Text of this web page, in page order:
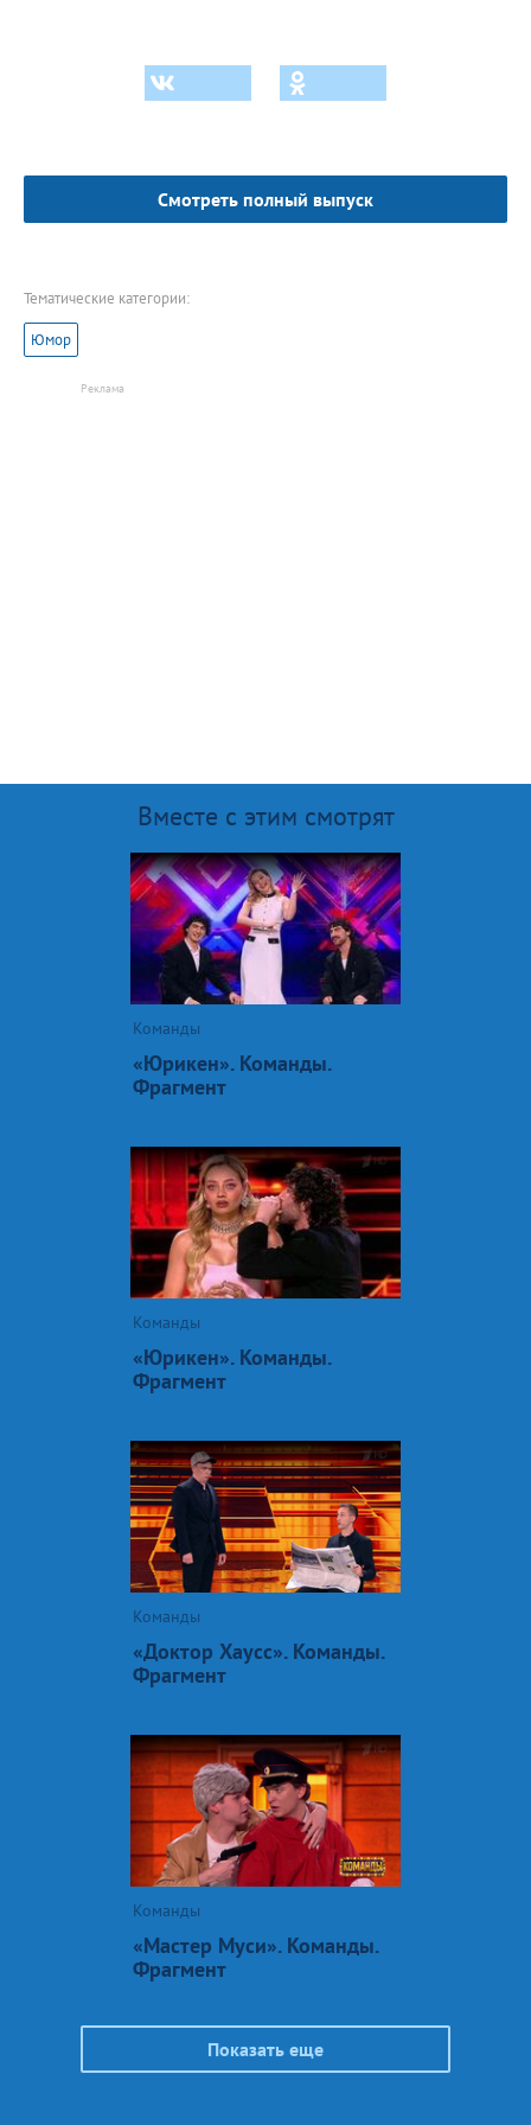
Смотреть полный выпуск
Тематические категории:
Юмор
Вместе с этим смотрят
Команды
«Юрикен». Команды.
Фрагмент
Команды
«Юрикен». Команды.
Фрагмент
Команды
«Доктор Хаусс». Команды.
Фрагмент
Команды
«Мастер Муси». Команды.
Фрагмент
Показать еще